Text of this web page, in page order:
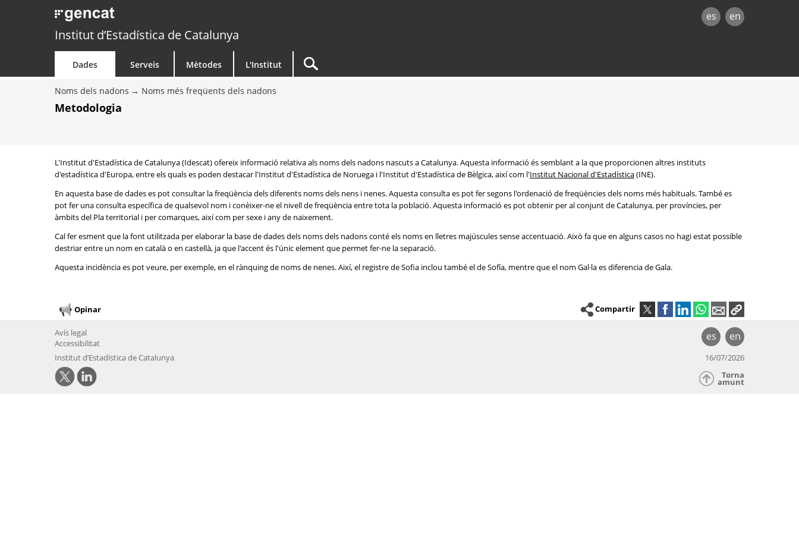
es en
Institut d’Estadística de Catalunya
Dades Serveis Mètodes L'Institut
Noms dels nadons Noms més freqüents dels nadons
Metodologia
L'Institut d'Estadística de Catalunya (Idescat) ofereix informació relativa als noms dels nadons nascuts a Catalunya. Aquesta informació és semblant a la que proporcionen altres instituts
d'estadística d'Europa, entre els quals es poden destacar l'Institut d'Estadística de Noruega i l'Institut d'Estadística de Bèlgica, així com l'Institut Nacional d'Estadística(INE).
En aquesta base de dades es pot consultar la freqüència dels diferents noms dels nens i nenes. Aquesta consulta es pot fer segons l'ordenació de freqüències dels noms més habituals. També es
pot fer una consulta específica de qualsevol nom i conèixer-ne el nivell de freqüència entre tota la població. Aquesta informació es pot obtenir per al conjunt de Catalunya, per províncies, per
àmbits del Pla territorial i per comarques, així com per sexe i any de naixement.
Cal fer esment que la font utilitzada per elaborar la base de dades dels noms dels nadons conté els noms en lletres majúscules sense accentuació. Això fa que en alguns casos no hagi estat possible
destriar entre un nom en català o en castellà, ja que l'accent és l'únic element que permet fer-ne la separació.
Aquesta incidència es pot veure, per exemple, en el rànquing de noms de nenes. Així, el registre de Sofia inclou també el de Sofía, mentre que el nom Gal·la es diferencia de Gala.
Opinar Compartir
es en
Avís legal
Accessibilitat
Institut d’Estadística de Catalunya
16/07/2026
Torna
amunt